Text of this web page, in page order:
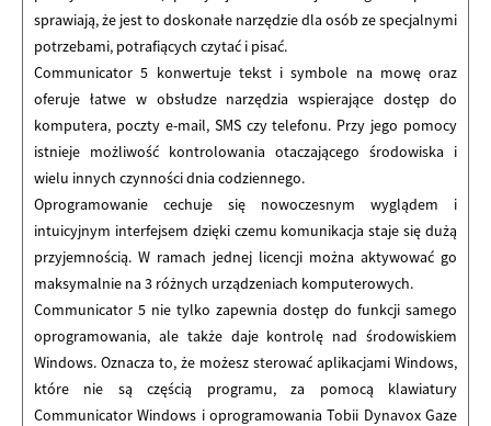
sprawiają, że jest to doskonałe narzędzie dla osób ze specjalnymi
potrzebami, potrafiących czytać i pisać.
Communicator 5 konwertuje tekst i symbole na mowę oraz
oferuje łatwe w obsłudze narzędzia wspierające dostęp do
komputera, poczty e-mail, SMS czy telefonu. Przy jego pomocy
istnieje możliwość kontrolowania otaczającego środowiska i
wielu innych czynności dnia codziennego.
Oprogramowanie cechuje się nowoczesnym wyglądem i
intuicyjnym interfejsem dzięki czemu komunikacja staje się dużą
przyjemnością. W ramach jednej licencji można aktywować go
maksymalnie na 3 różnych urządzeniach komputerowych.
Communicator 5 nie tylko zapewnia dostęp do funkcji samego
oprogramowania, ale także daje kontrolę nad środowiskiem
Windows. Oznacza to, że możesz sterować aplikacjami Windows,
które nie są częścią programu, za pomocą klawiatury
Communicator Windows i oprogramowania Tobii Dynavox Gaze